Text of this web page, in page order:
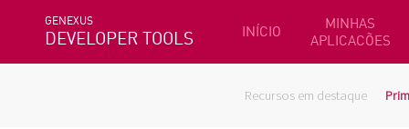
GENEXUS
DEVELOPER TOOLS INÍCIO
MINHAS
APLICACÕES
Recursos em destaque